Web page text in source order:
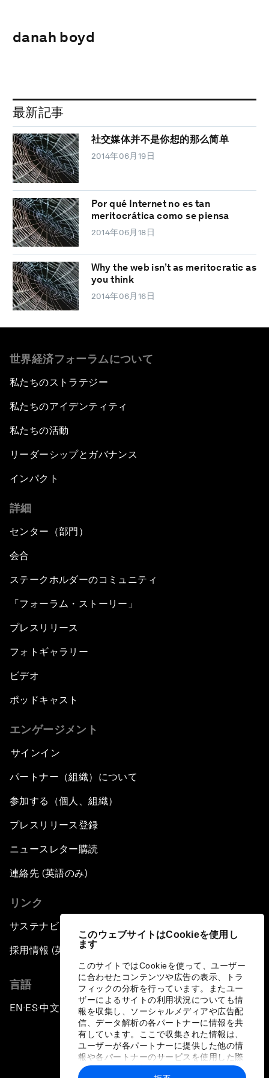
このウェブサイトはCookieを使用し
ます
このサイトではCookieを使って、ユーザー
に合わせたコンテンツや広告の表示、トラ
フィックの分析を行っています。またユー
ザーによるサイトの利用状況についても情
報を収集し、ソーシャルメディアや広告配
信、データ解析の各パートナーに情報を共
有しています。ここで収集された情報は、
ユーザーが各パートナーに提供した他の情
報や各パートナーのサービスを使用した際
に収集された情報と組み合わされ、各パー
danah boyd
最新記事
社交媒体并不是你想的那么简单
2014年06月19日
Por qué Internet no es tan
meritocrática como se piensa
2014年06月18日
Why the web isn’t as meritocratic as
you think
2014年06月16日
世界経済フォーラムについて
私たちのストラテジー
私たちのアイデンティティ
私たちの活動
リーダーシップとガバナンス
インパクト
詳細
センター（部門）
会合
ステークホルダーのコミュニティ
「フォーラム・ストーリー」
プレスリリース
フォトギャラリー
ビデオ
ポッドキャスト
エンゲージメント
サインイン
パートナー（組織）について
参加する（個人、組織）
プレスリリース登録
ニュースレター購読
連絡先 (英語のみ)
リンク
サステナビリティへの取り組み
採用情報 (英語のみ)
言語
EN ▪ ES▪中文▪ 日本語